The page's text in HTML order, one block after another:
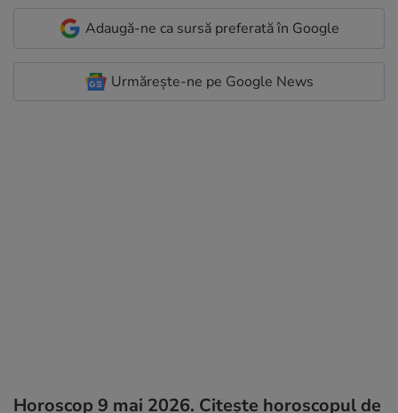
Adaugă-ne ca sursă preferată în Google
Urmărește-ne pe Google News
Horoscop 9 mai 2026. Citește horoscopul de